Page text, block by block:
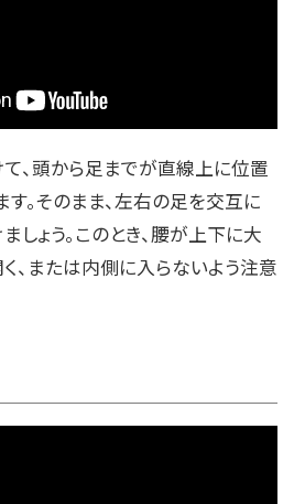
、頭から足までが直線上に位置
。そのまま、左右の足を交互に
しょう。このとき、腰が上下に大
、または内側に入らないよう注意